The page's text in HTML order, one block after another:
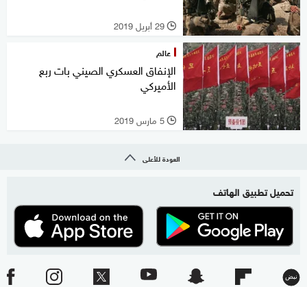
l 29 أبريل 2019
عالم
الإنفاق العسكري الصيني بات ربع
الأميركي
l 5 مارس 2019
العودة للأعلى
تحميل تطبيق الهاتف